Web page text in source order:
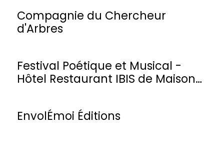
Compagnie du Chercheur
d'Arbres
Festival Poétique et Musical -
Hôtel Restaurant IBIS de Maisons-
EnvolÉmoi Éditions